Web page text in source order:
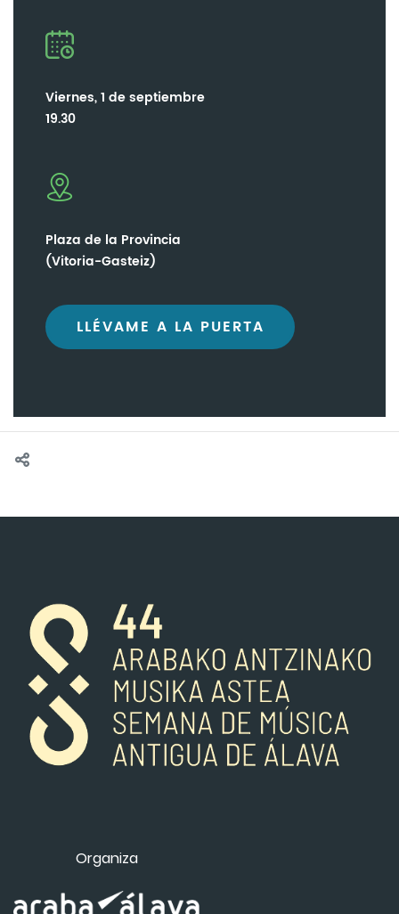
Viernes, 1 de septiembre
19.30
Plaza de la Provincia
(Vitoria-Gasteiz)
LLÉVAME A LA PUERTA
Organiza